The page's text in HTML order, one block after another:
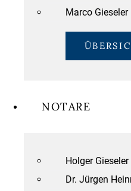
Marco Gieseler
NOTARE
Holger Gieseler
Dr. Jürgen